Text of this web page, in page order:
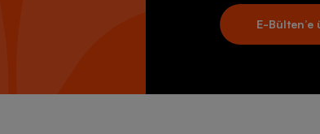
E-Bülten’e